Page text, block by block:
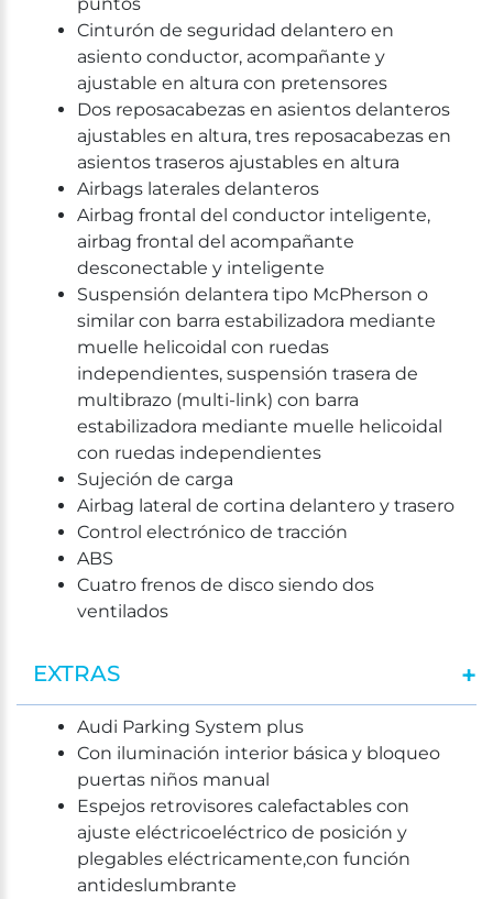
Cinturón de seguridad delantero en
asiento conductor, acompañante y
ajustable en altura con pretensores
Dos reposacabezas en asientos delanteros
ajustables en altura, tres reposacabezas en
asientos traseros ajustables en altura
Airbags laterales delanteros
Airbag frontal del conductor inteligente,
airbag frontal del acompañante
desconectable y inteligente
Suspensión delantera tipo McPherson o
similar con barra estabilizadora mediante
muelle helicoidal con ruedas
independientes, suspensión trasera de
multibrazo (multi-link) con barra
estabilizadora mediante muelle helicoidal
con ruedas independientes
Sujeción de carga
Airbag lateral de cortina delantero y trasero
Control electrónico de tracción
ABS
Cuatro frenos de disco siendo dos
ventilados
EXTRAS
Audi Parking System plus
Con iluminación interior básica y bloqueo
puertas niños manual
Espejos retrovisores calefactables con
ajuste eléctricoeléctrico de posición y
plegables eléctricamente,con función
antideslumbrante